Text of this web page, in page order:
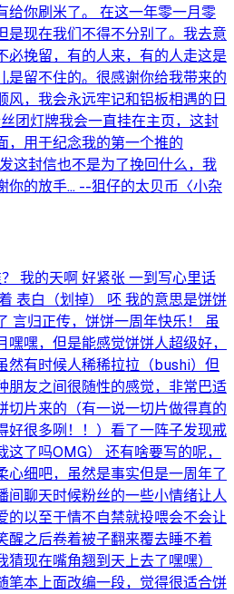
给你刷米了。 在这一年零一月零
是现在我们不得不分别了。我去意
必挽留，有的人来，有的人走这是
是留不住的。很感谢你给我带来的
风，我会永远牢记和铝板相遇的日
团灯牌我会一直挂在主页，这封
，用于纪念我的第一个推的
这封信也不是为了挽回什么，我
你的放手... --狙仔的太贝币〈小杂
我的天啊 好紧张 一到写心里话
表白（划掉） 呸 我的意思是饼饼
言归正传，饼饼一周年快乐！ 虽
嘿，但是能感觉饼饼人超级好，
然有时候人稀稀拉拉（bushi）但
朋友之间很随性的感觉，非常巴适
切片来的（有一说一切片做得真的
好很多咧！！）看了一阵子发现戒
了吗OMG） 还有啥要写的呢，
心细吧，虽然是事实但是一周年了
间聊天时候粉丝的一些小情绪让人
的以至于情不自禁就投喂会不会让
醒之后卷着被子翻来覆去睡不着
现在嘴角翘到天上去了嘿嘿）
笔本上面改编一段，觉得很适合饼